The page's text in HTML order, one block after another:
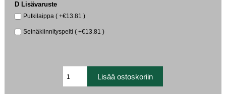
D Lisävaruste
Putkilaippa ( +€13.81 )
Seinäkiinnityspelti ( +€13.81 )